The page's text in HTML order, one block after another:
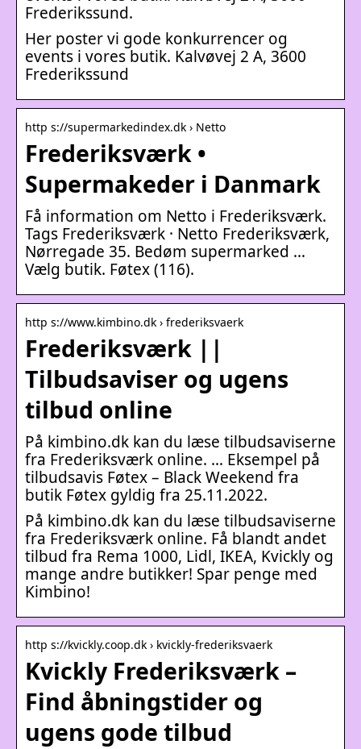
Frederikssund.
Her poster vi gode konkurrencer og
events i vores butik. Kalvøvej 2 A, 3600
Frederikssund
http s://supermarkedindex.dk › Netto
Frederiksværk •
Supermakeder i Danmark
Få information om Netto i Frederiksværk.
Tags Frederiksværk · Netto Frederiksværk,
Nørregade 35. Bedøm supermarked …
Vælg butik. Føtex (116).
http s://www.kimbino.dk › frederiksvaerk
Frederiksværk ||
Tilbudsaviser og ugens
tilbud online
På kimbino.dk kan du læse tilbudsaviserne
fra Frederiksværk online. … Eksempel på
tilbudsavis Føtex – Black Weekend fra
butik Føtex gyldig fra 25.11.2022.
På kimbino.dk kan du læse tilbudsaviserne
fra Frederiksværk online. Få blandt andet
tilbud fra Rema 1000, Lidl, IKEA, Kvickly og
mange andre butikker! Spar penge med
Kimbino!
http s://kvickly.coop.dk › kvickly-frederiksvaerk
Kvickly Frederiksværk –
Find åbningstider og
ugens gode tilbud